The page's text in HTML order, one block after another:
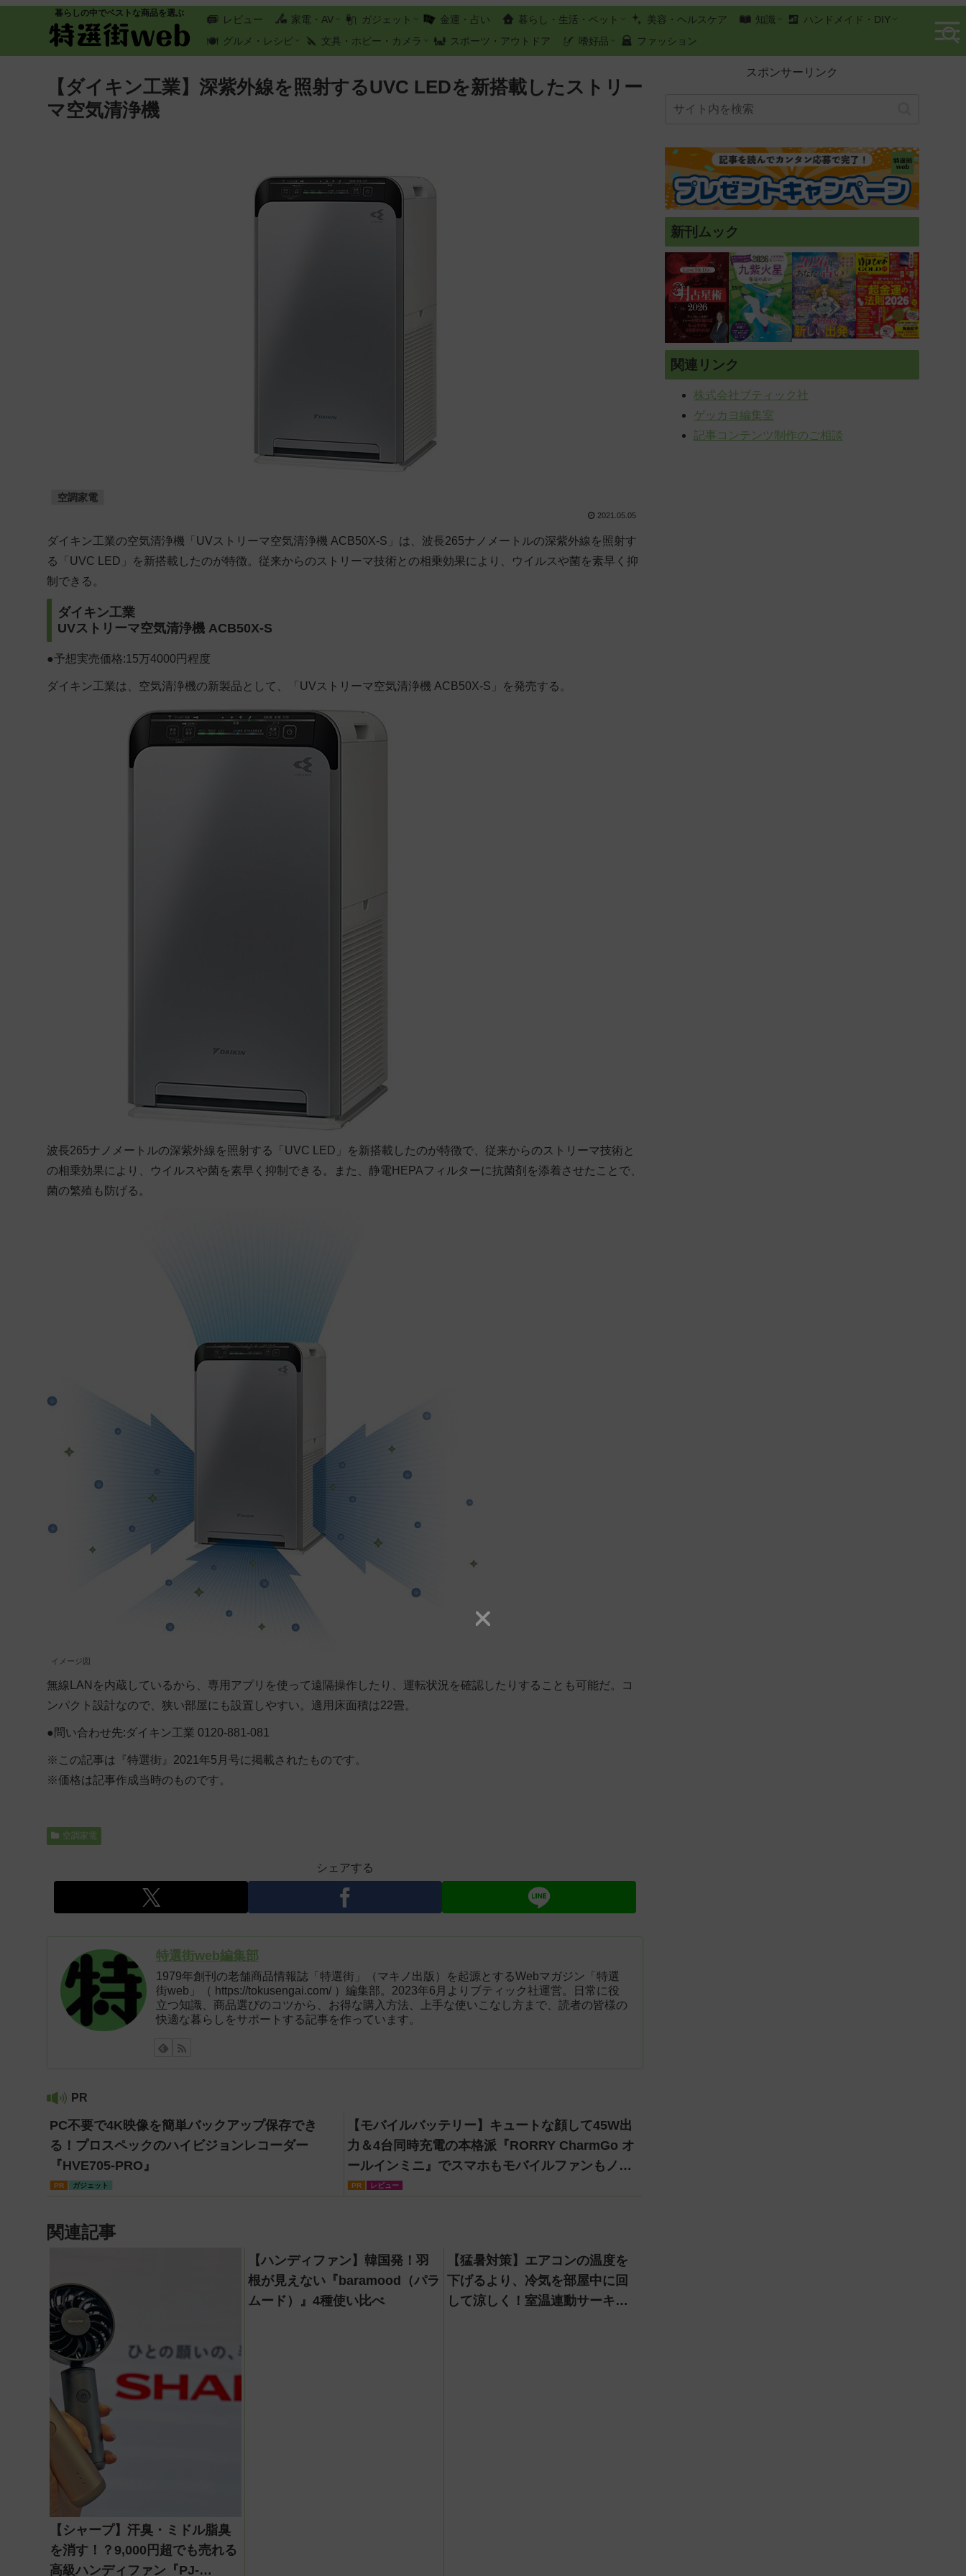
暮らしの中でベストな商品を選ぶ
レビュー 家電・AV ガジェット 金運・占い 暮らし・生活・ペット 美容・ヘルスケア 知識
ハンドメイド・DIY
グルメ・レシピ
文具・ホビー・カメラ スポーツ・アウトドア 嗜好品 ファッション
【ダイキン工業】深紫外線を照射するUVC LEDを新搭載したストリー
マ空気清浄機
空調家電
2021.05.05
ダイキン工業の空気清浄機「UVストリーマ空気清浄機 ACB50X-S」は、波長265ナノメートルの深紫外線を照射す
る「UVC LED」を新搭載したのが特徴。従来からのストリーマ技術との相乗効果により、ウイルスや菌を素早く抑
制できる。
ダイキン工業
UVストリーマ空気清浄機 ACB50X-S
●予想実売価格:15万4000円程度
ダイキン工業は、空気清浄機の新製品として、「UVストリーマ空気清浄機 ACB50X-S」を発売する。
波長265ナノメートルの深紫外線を照射する「UVC LED」を新搭載したのが特徴で、従来からのストリーマ技術と
の相乗効果により、ウイルスや菌を素早く抑制できる。また、静電HEPAフィルターに抗菌剤を添着させたことで、
菌の繁殖も防げる。
イメージ図
無線LANを内蔵しているから、専用アプリを使って遠隔操作したり、運転状況を確認したりすることも可能だ。コ
ンパクト設計なので、狭い部屋にも設置しやすい。適用床面積は22畳。
●問い合わせ先:ダイキン工業 0120-881-081
※この記事は『特選街』2021年5月号に掲載されたものです。
※価格は記事作成当時のものです。
空調家電
シェアする
特選街web編集部
1979年創刊の老舗商品情報誌「特選街」（マキノ出版）を起源とするWebマガジン「特選
街web」（ https://tokusengai.com/ ）編集部。2023年6月よりブティック社運営。日常に役
立つ知識、商品選びのコツから、お得な購入方法、上手な使いこなし方まで、読者の皆様の
快適な暮らしをサポートする記事を作っています。
PR
PC不要で4K映像を簡単バックアップ保存でき
る！プロスペックのハイビジョンレコーダー
『HVE705-PRO』
PR ガジェット
【モバイルバッテリー】キュートな顔して45W出
力＆4台同時充電の本格派『RORRY CharmGo オ
ールインミニ』でスマホもモバイルファンもノー
トPCも安心
PR レビュー
関連記事
【シャープ】汗臭・ミドル脂臭
を消す！？9,000円超でも売れる
高級ハンディファン『PJ-
【ハンディファン】韓国発！羽
根が見えない『baramood（パラ
ムード）』4種使い比べ
【猛暑対策】エアコンの温度を
下げるより、冷気を部屋中に回
して涼しく！室温連動サーキュ
スポンサーリンク
新刊ムック
関連リンク
株式会社ブティック社
ゲッカヨ編集室
記事コンテンツ制作のご相談